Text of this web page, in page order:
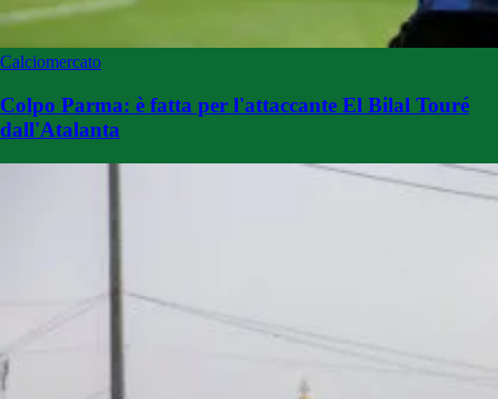
Calciomercato
Colpo Parma: è fatta per l'attaccante El Bilal Touré
dall'Atalanta